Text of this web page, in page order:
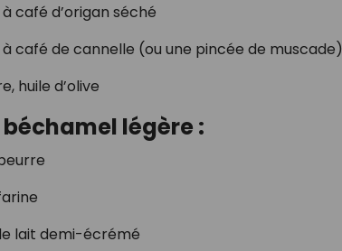
à café d’origan séché
à café de cannelle (ou une pincée de muscade)
huile d’olive
béchamel légère :
lait demi-écrémé